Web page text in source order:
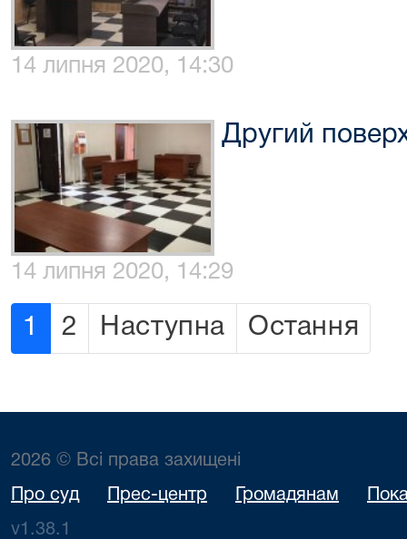
14 липня 2020, 14:30
Другий
14 липня 2020, 14:29
1 2 Наступна Остання
2026 © Всі права захищені
Про суд Прес-центр Громадянам
v1.38.1